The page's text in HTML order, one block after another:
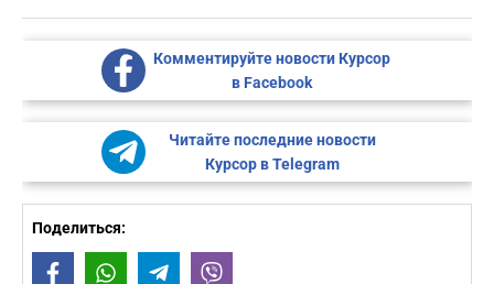
Комментируйте новости Курсор
в Facebook
Читайте последние новости
Курсор в Telegram
Поделиться:
FacebookWhatsAppTelegram